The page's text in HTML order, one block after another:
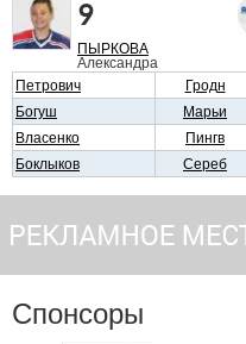
9
ПЫРКОВА
Александра
Петрович
Гродн
Богуш
Марьи
Власенко
Пингв
Боклыков
Сереб
Спонсоры